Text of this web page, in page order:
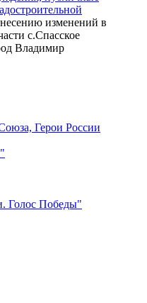
изменений в
с.Спасское
Владимир
Герои России
Голос Победы"